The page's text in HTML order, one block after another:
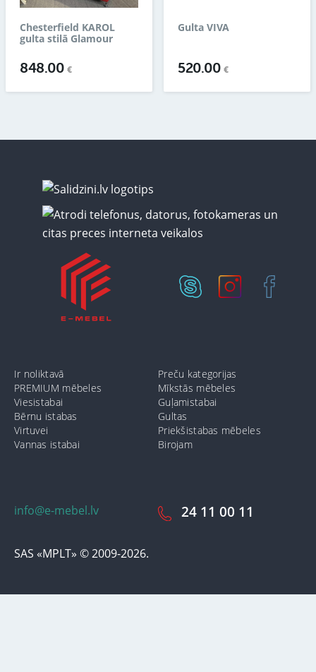
Chesterfield KAROL
gulta stilā Glamour
848.00€
Gulta VIVA
520.00€
info@e-mebel.lv
SAS «MPLT» © 2009-2026.
24 11 00 11
Ir noliktavā
Preču kategorijas
PREMIUM mēbeles
Mīkstās mēbeles
Viesistabai
Guļamistabai
Bērnu istabas
Gultas
Virtuvei
Priekšistabas mēbeles
Vannas istabai
Birojam